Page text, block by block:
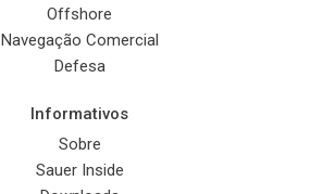
Offshore
Navegação Comercial
Defesa
Informativos
Sobre
Sauer Inside